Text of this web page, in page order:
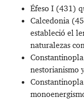
Éfeso I (431)
Calcedonia
estableció el
naturalezas
nestorianismo